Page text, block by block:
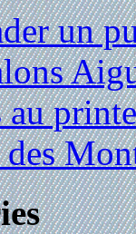
un
au